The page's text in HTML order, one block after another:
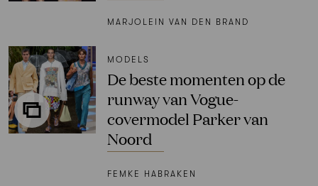
MARJOLEIN VAN DEN BRAND
MODELS
De beste momenten op de
runway van Vogue-
covermodel Parker van
Noord
FEMKE HABRAKEN